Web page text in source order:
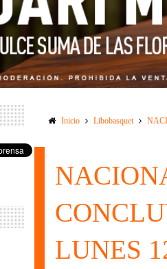
Inicio Libobasquet
LUNES